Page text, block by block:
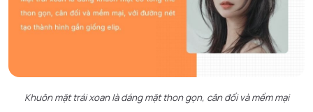
Khuôn mặt trái xoan là dáng mặt thon gọn, cân đối và mềm mại